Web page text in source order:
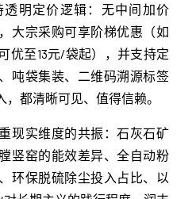
明定价逻辑：无中间加价
大宗采购可享阶梯优惠（如
优至13元/袋起），并支持定
吨袋集装、二维码溯源标签
都清晰可见、值得信赖。
现实维度的共振：石灰石矿
竖窑的能效差异、全自动粉
环保脱硫除尘投入占比、以